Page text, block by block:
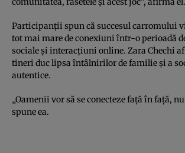
Participanții spun că succesul carromului
tot mai mare de conexiuni într-o perioadă
sociale și interacțiuni online. Zara Chechi
tineri duc lipsa întâlnirilor de familie și a
autentice.
„Oamenii vor să se conecteze față în față,
spune ea.